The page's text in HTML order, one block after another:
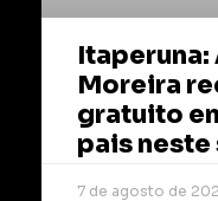
Itaperuna:
Moreira
gratuito
pais neste
7 de agosto de